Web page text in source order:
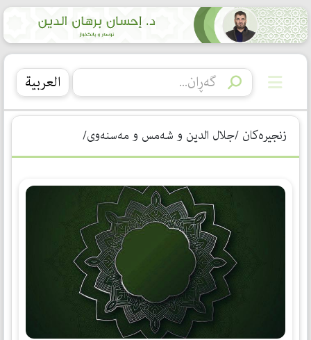
العربیة
زنجیرەکان /جلال الدين و شه‌مس و مه‌سنه‌وى/